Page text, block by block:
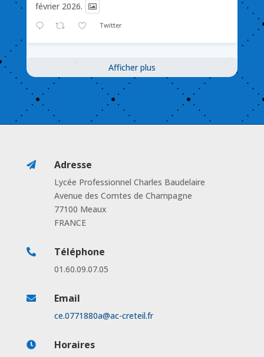
février 2026.
Twitter
Afficher plus
 Adresse
Lycée Professionnel Charles Baudelaire
Avenue des Comtes de Champagne
77100 Meaux
FRANCE
 Téléphone
01.60.09.07.05
 Email
ce.0771880a@ac-creteil.fr
 Horaires